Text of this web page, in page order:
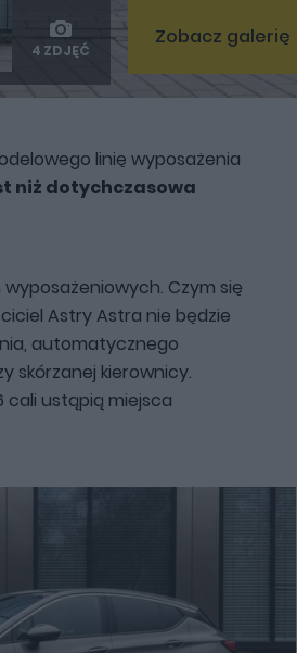
4 ZDJĘĆ
Zobacz galerię
linię wyposażenia
niż dotychczasowa
Czym się
Astry Astra nie będzie
automatycznego
skórzanej kierownicy.
cali ustąpią miejsca